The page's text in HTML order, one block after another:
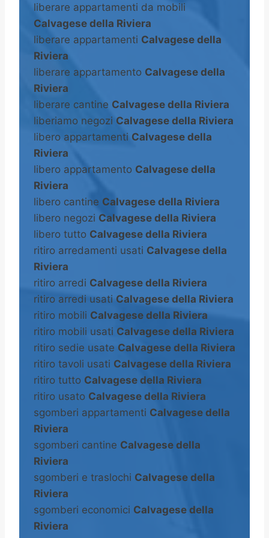
liberare appartamenti da mobili
Calvagese della Riviera
liberare appartamenti Calvagese della
Riviera
liberare appartamento Calvagese della
Riviera
liberare cantine Calvagese della Riviera
liberiamo negozi Calvagese della Riviera
libero appartamenti Calvagese della
Riviera
libero appartamento Calvagese della
Riviera
libero cantine Calvagese della Riviera
libero negozi Calvagese della Riviera
libero tutto Calvagese della Riviera
ritiro arredamenti usati Calvagese della
Riviera
ritiro arredi Calvagese della Riviera
ritiro arredi usati Calvagese della Riviera
ritiro mobili Calvagese della Riviera
ritiro mobili usati Calvagese della Riviera
ritiro sedie usate Calvagese della Riviera
ritiro tavoli usati Calvagese della Riviera
ritiro tutto Calvagese della Riviera
ritiro usato Calvagese della Riviera
sgomberi appartamenti Calvagese della
Riviera
sgomberi cantine Calvagese della
Riviera
sgomberi e traslochi Calvagese della
Riviera
sgomberi economici Calvagese della
Riviera